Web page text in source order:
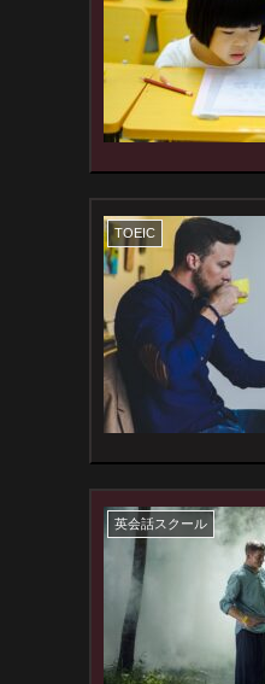
TOEIC
英会話スクール